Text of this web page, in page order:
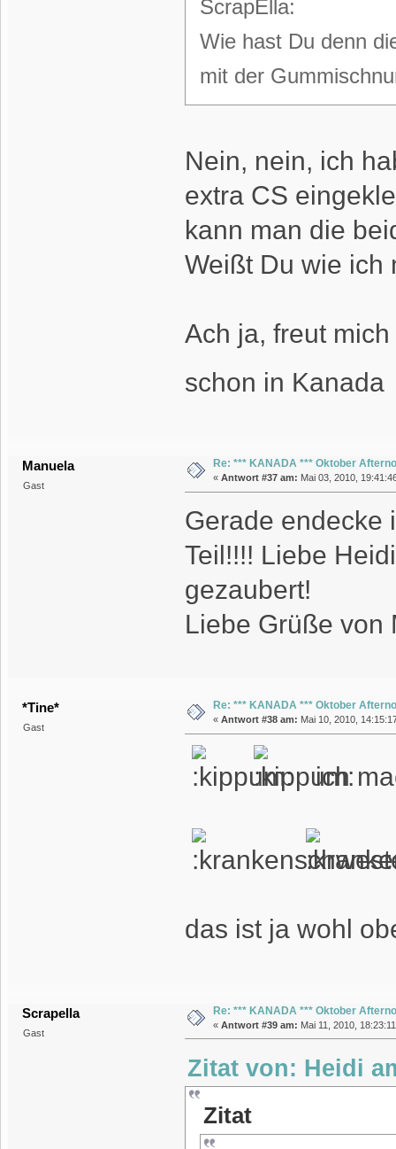
ScrapElla:
Wie hast Du denn
mit der
Nein, nein, ich
extra CS
kann man die
Weißt Du wie ich
Ach ja, freut
schon in
Manuela
Gast
Re: *** KANADA *** Oktober
« Antwort #37 am: Mai 03, 2010,
Gerade endecke
Teil!!!! Liebe
gezaubert!
Liebe Grüße von
*Tine*
Gast
Re: *** KANADA *** Oktober
« Antwort #38 am: Mai 10, 2010,
ich
das ist ja wohl
Scrapella
Gast
Re: *** KANADA *** Oktober
« Antwort #39 am: Mai 11, 2010,
Zitat von: Heidi
Zitat